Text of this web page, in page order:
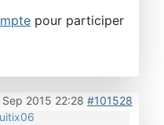
pour participer
Sep 2015 22:28 #101528